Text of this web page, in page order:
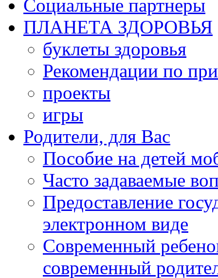
Социальные партнеры
ПЛАНЕТА ЗДОРОВЬЯ
буклеты здоровья
Рекомендации по
проекты
игры
Родители, для Вас
Пособие на детей
Часто задаваемые
Предоставление
электронном виде
Современный
современный